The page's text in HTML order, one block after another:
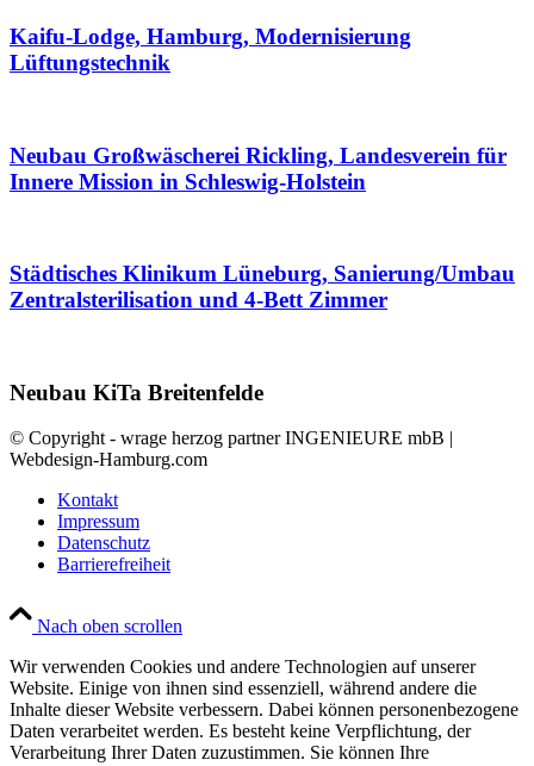
Kaifu-Lodge, Hamburg, Modernisierung
Lüftungstechnik
Neubau Großwäscherei Rickling, Landesverein für
Innere Mission in Schleswig-Holstein
Städtisches Klinikum Lüneburg, Sanierung/Umbau
Zentralsterilisation und 4-Bett Zimmer
Neubau KiTa Breitenfelde
© Copyright - wrage herzog partner INGENIEURE mbB |
Webdesign-Hamburg.com
Kontakt
Impressum
Datenschutz
Barrierefreiheit
Nach oben scrollen
Wir verwenden Cookies und andere Technologien auf unserer
Website. Einige von ihnen sind essenziell, während andere die
Inhalte dieser Website verbessern. Dabei können personenbezogene
Daten verarbeitet werden. Es besteht keine Verpflichtung, der
Verarbeitung Ihrer Daten zuzustimmen. Sie können Ihre